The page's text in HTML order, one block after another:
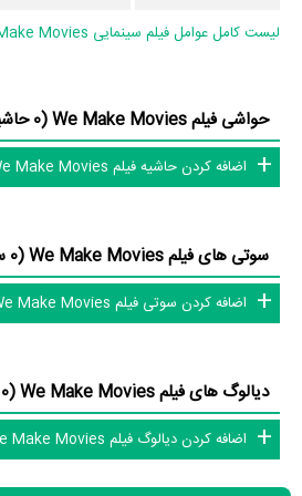
مانند:Jordan Hopewell وHopewell
Slort،Jordan Hopewell وHopewell
Anne Crockett،Jordan Hopewell و
هر یک از آنها درمنظومیک صفحه اختصاصی
لیست کامل عوامل فیلم سینمایی We Make Movies
حواشی فیلم We Make Movies (0 حاشیه)
اضافه کردن حاشیه فیلم We Make Movies
سوتی های فیلم We Make Movies (0 سوتی)
اضافه کردن سوتی فیلم We Make Movies
دیالوگ های فیلم We Make Movies (0 دیالوگ)
اضافه کردن دیالوگ فیلم We Make Movies